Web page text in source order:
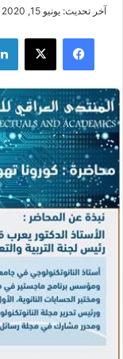
آخر تحديث: يونيو 15, 2020
فيسبوك